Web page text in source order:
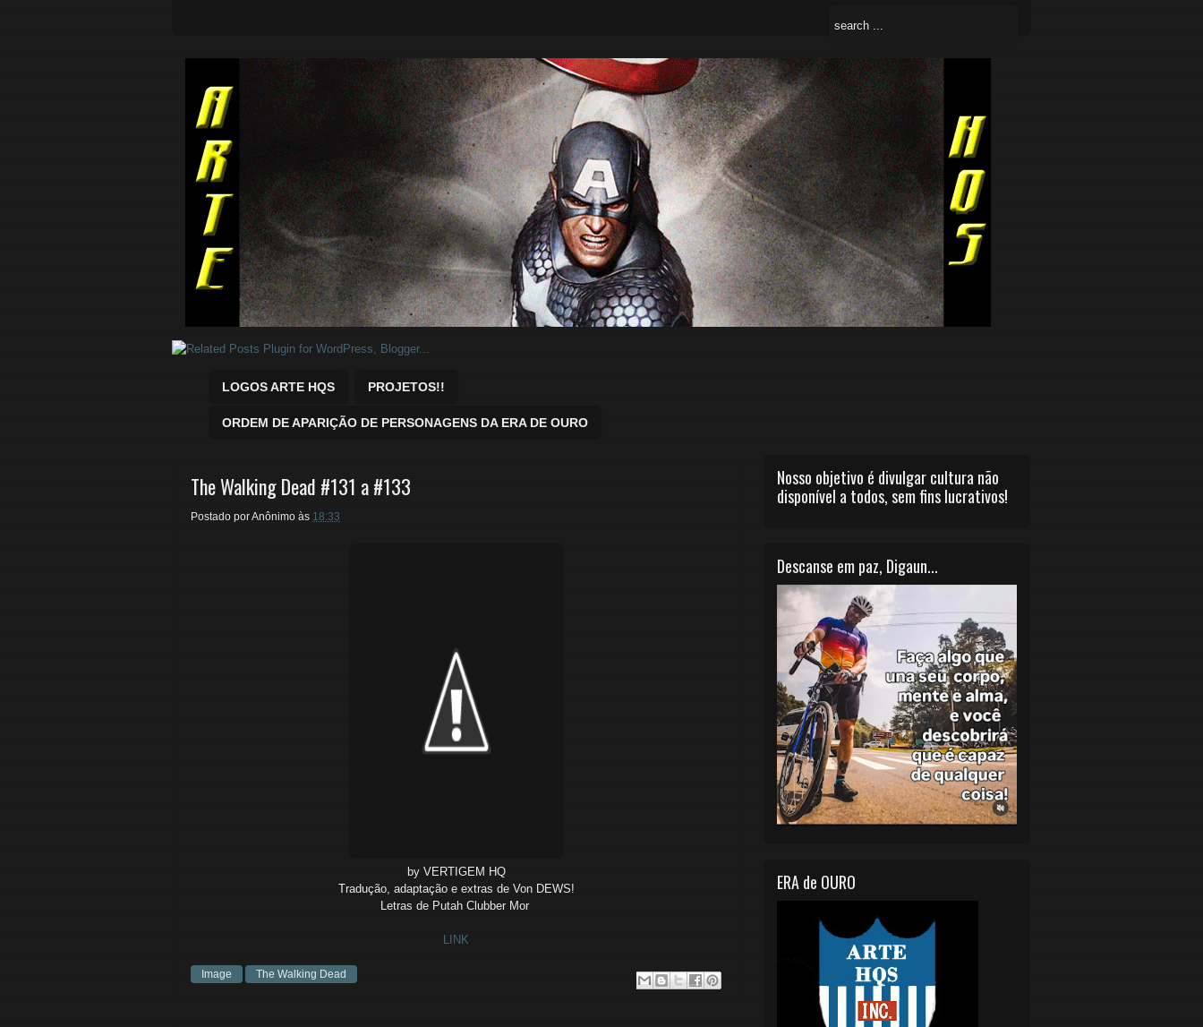
Quadrinhos Marvel e DC para baixar.
LOGOS ARTE HQS PROJETOS!!
ORDEM DE APARIÇÃO DE PERSONAGENS DA ERA DE OURO
The Walking Dead #131 a #133
Postado porAnônimo às 18:33
by VERTIGEM HQ
Tradução, adaptação e extras de Von DEWS!
Letras de Putah Clubber Mor
LINK
Image The Walking Dead
Nosso objetivo é divulgar cultura não
disponível a todos, sem fins lucrativos!
Descanse em paz, Digaun...
ERA de OURO